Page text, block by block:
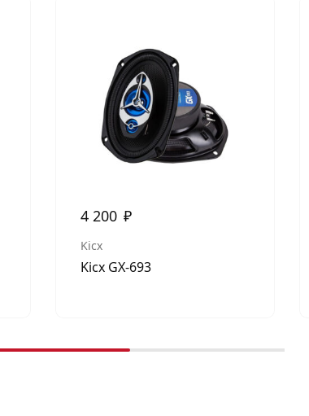
4 200 ₽
Kicx
Kicx GX-693